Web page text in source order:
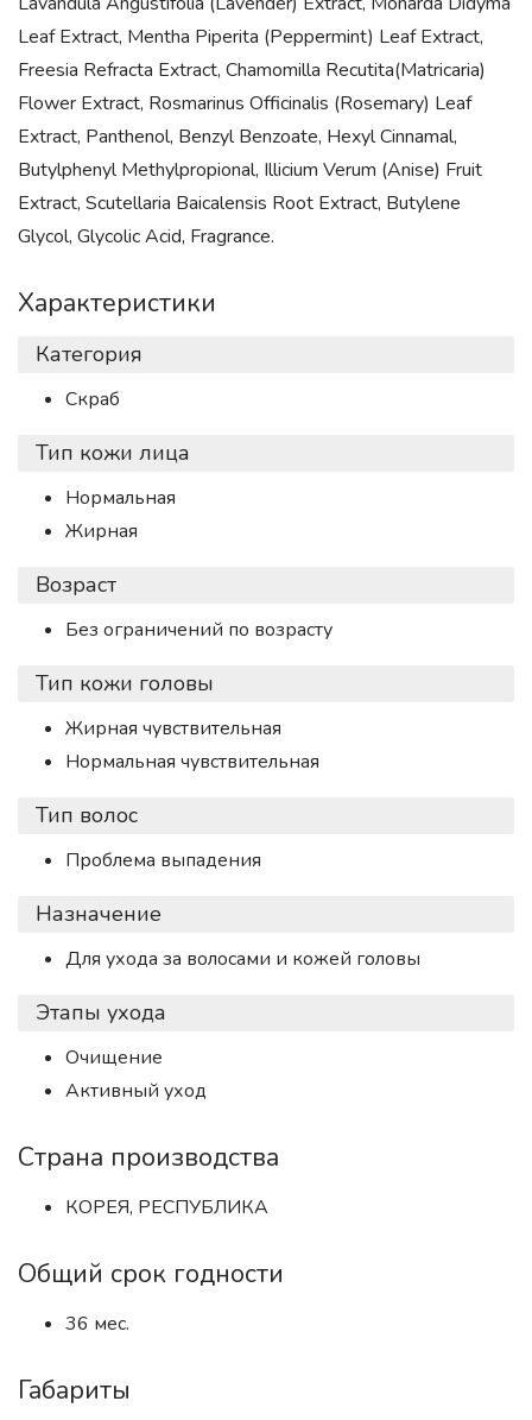
Leaf Extract, Mentha Piperita (Peppermint) Leaf Extract,
Freesia Refracta Extract, Chamomilla Recutita(Matricaria)
Flower Extract, Rosmarinus Officinalis (Rosemary) Leaf
Extract, Panthenol, Benzyl Benzoate, Hexyl Cinnamal,
Butylphenyl Methylpropional, Illicium Verum (Anise) Fruit
Extract, Scutellaria Baicalensis Root Extract, Butylene
Glycol, Glycolic Acid, Fragrance.
Характеристики
Категория
Скраб
Тип кожи лица
Нормальная
Жирная
Возраст
Без ограничений по возрасту
Тип кожи головы
Жирная чувствительная
Нормальная чувствительная
Тип волос
Проблема выпадения
Назначение
Для ухода за волосами и кожей головы
Этапы ухода
Очищение
Активный уход
Страна производства
КОРЕЯ, РЕСПУБЛИКА
Общий срок годности
36 мес.
Габариты